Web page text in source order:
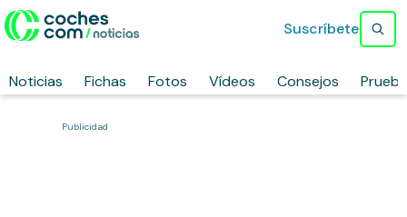
Noticias Fichas Fotos Vídeos Consejos
Suscríbete
Publicidad